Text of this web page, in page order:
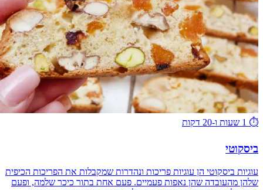
⏱️ 1 שעות ו-20 דקות
ביסקוטי
עוגיות ביסקוטי הן עוגיות פריכות ונהדרות שמקבלות את הפריכות הכיפית
שלהן מהעובדה שהן נאפות פעמיים. פעם אחת בתור כיכר שלמה, ופעם